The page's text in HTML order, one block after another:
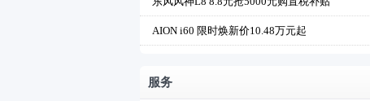
AION i60 限时焕新价10.48万元起
服务